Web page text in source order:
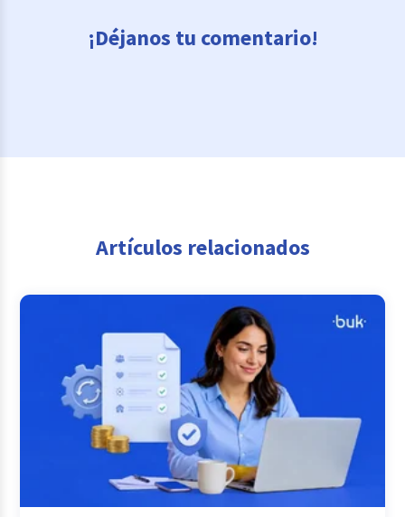
¡Déjanos tu comentario!
Artículos relacionados